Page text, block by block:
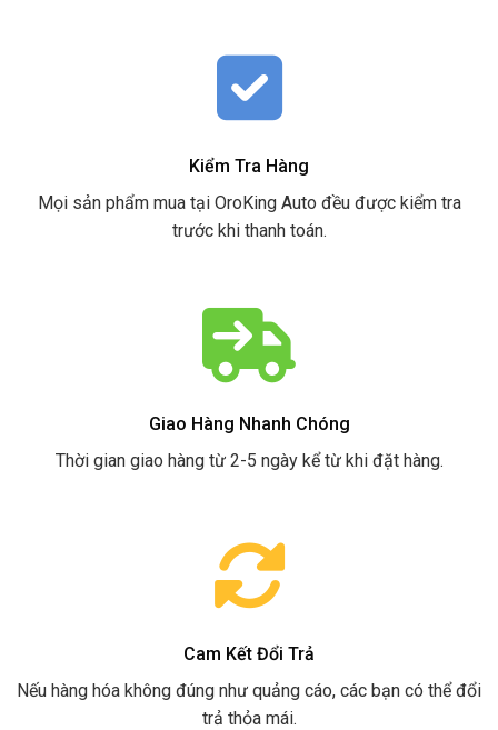
Kiểm Tra Hàng
Mọi sản phẩm mua tại OroKing Auto đều được kiểm tra
trước khi thanh toán.
Giao Hàng Nhanh Chóng
Thời gian giao hàng từ 2-5 ngày kể từ khi đặt hàng.
Cam Kết Đổi Trả
Nếu hàng hóa không đúng như quảng cáo, các bạn có thể đổi
trả thỏa mái.